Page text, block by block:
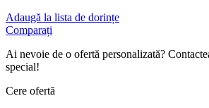
Adaugă la lista de dorințe
Comparați
Ai nevoie de o ofertă personalizată?
special!
Cere ofertă